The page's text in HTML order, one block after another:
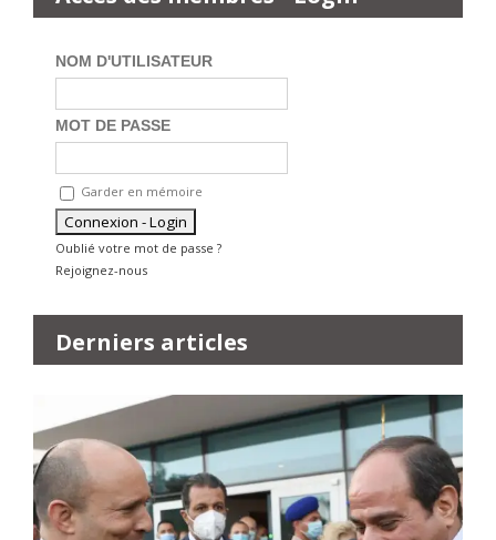
NOM D'UTILISATEUR
MOT DE PASSE
Garder en mémoire
Oublié votre mot de passe ?
Rejoignez-nous
Derniers articles